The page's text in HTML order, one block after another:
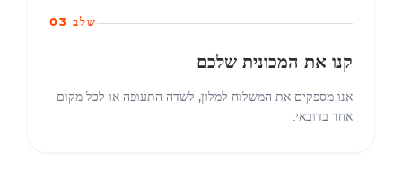
שלב 03
קנו את המכונית שלכם
אנו מספקים את המשלוח למלון, לשדה התעופה או לכל מקום
אחר בדובאי.